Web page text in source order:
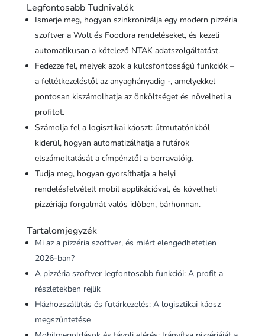
Legfontosabb Tudnivalók
Ismerje meg, hogyan szinkronizálja egy modern pizzéria
szoftver a Wolt és Foodora rendeléseket, és kezeli
automatikusan a kötelező NTAK adatszolgáltatást.
Fedezze fel, melyek azok a kulcsfontosságú funkciók –
a feltétkezeléstől az anyaghányadig -, amelyekkel
pontosan kiszámolhatja az önköltséget és növelheti a
profitot.
Számolja fel a logisztikai káoszt: útmutatónkból
kiderül, hogyan automatizálhatja a futárok
elszámoltatását a címpénztől a borravalóig.
Tudja meg, hogyan gyorsíthatja a helyi
rendelésfelvételt mobil applikációval, és követheti
pizzériája forgalmát valós időben, bárhonnan.
Tartalomjegyzék
Mi az a pizzéria szoftver, és miért elengedhetetlen
2026-ban?
A pizzéria szoftver legfontosabb funkciói: A profit a
részletekben rejlik
Házhozszállítás és futárkezelés: A logisztikai káosz
megszüntetése